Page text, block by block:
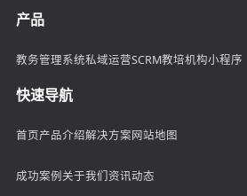
产品
教务管理系统私域运营SCRM教培机构小程序
快速导航
首页产品介绍解决方案网站地图
成功案例关于我们资讯动态